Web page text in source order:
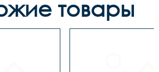
товары